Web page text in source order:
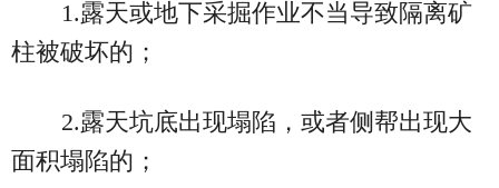
1.露天或地下采掘作业不当导致隔离矿
柱被破坏的；
2.露天坑底出现塌陷，或者侧帮出现大
面积塌陷的；